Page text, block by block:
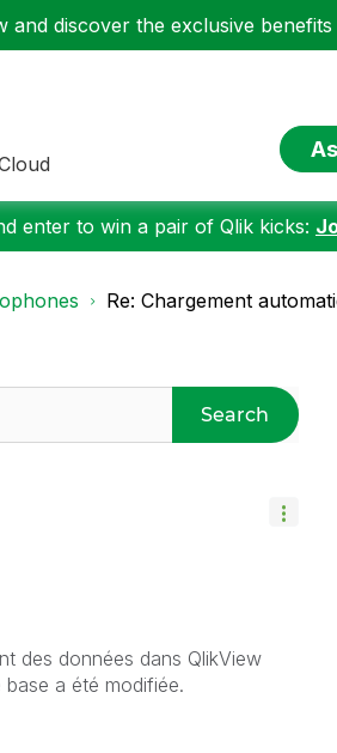
and discover the exclusive
enter to win a pair of Qlik kicks:
Re: Chargement
Search
des données dans QlikView
a été modifiée.